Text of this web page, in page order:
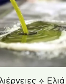
⟡